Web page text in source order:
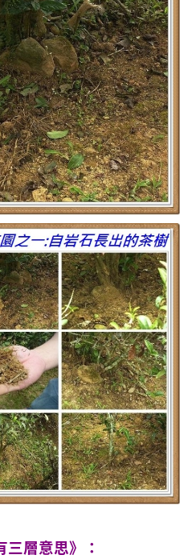
三層意思》：